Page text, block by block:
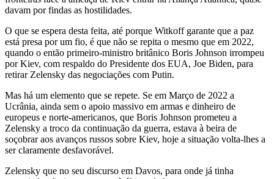
davam por findas as hostilidades.
O que se espera desta feita, até porque Witkoff garante que a paz
está presa por um fio, é que não se repita o mesmo que em 2022,
quando o então primeiro-ministro britânico Boris Johnson irrompeu
por Kiev, com respaldo do Presidente dos EUA, Joe Biden, para
retirar Zelensky das negociações com Putin.
Mas há um elemento que se repete. Se em Março de 2022 a
Ucrânia, ainda sem o apoio massivo em armas e dinheiro de
europeus e norte-americanos, que Boris Johnson prometeu a
Zelensky a troco da continuação da guerra, estava à beira de
soçobrar aos avanços russos sobre Kiev, hoje a situação volta-lhes a
ser claramente desfavorável.
Zelensky que no seu discurso em Davos, para onde já tinha